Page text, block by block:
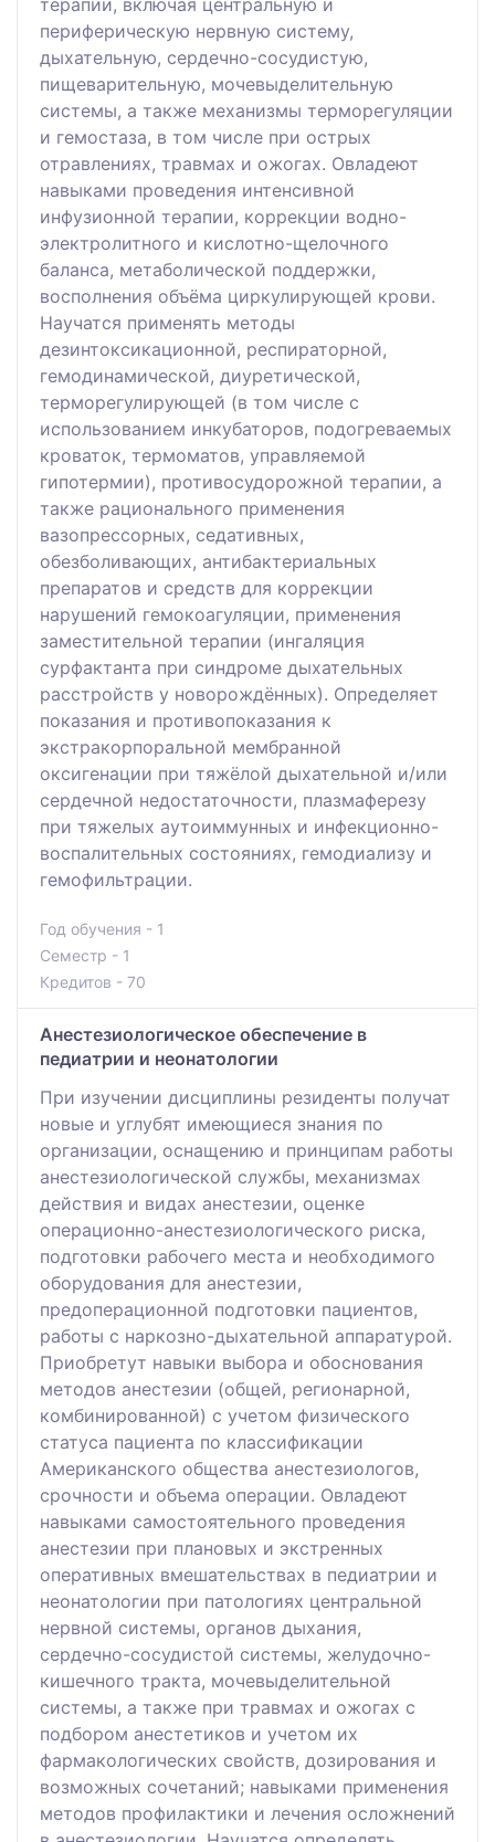
терапии, включая центральную и
периферическую нервную систему,
дыхательную, сердечно-сосудистую,
пищеварительную, мочевыделительную
системы, а также механизмы терморегуляции
и гемостаза, в том числе при острых
отравлениях, травмах и ожогах. Овладеют
навыками проведения интенсивной
инфузионной терапии, коррекции водно-
электролитного и кислотно-щелочного
баланса, метаболической поддержки,
восполнения объёма циркулирующей крови.
Научатся применять методы
дезинтоксикационной, респираторной,
гемодинамической, диуретической,
терморегулирующей (в том числе с
использованием инкубаторов, подогреваемых
кроваток, термоматов, управляемой
гипотермии), противосудорожной терапии, а
также рационального применения
вазопрессорных, седативных,
обезболивающих, антибактериальных
препаратов и средств для коррекции
нарушений гемокоагуляции, применения
заместительной терапии (ингаляция
сурфактанта при синдроме дыхательных
расстройств у новорождённых). Определяет
показания и противопоказания к
экстракорпоральной мембранной
оксигенации при тяжёлой дыхательной и/или
сердечной недостаточности, плазмаферезу
при тяжелых аутоиммунных и инфекционно-
воспалительных состояниях, гемодиализу и
гемофильтрации.
Год обучения - 1
Семестр - 1
Кредитов - 70
Анестезиологическое обеспечение в
педиатрии и неонатологии
При изучении дисциплины резиденты получат
новые и углубят имеющиеся знания по
организации, оснащению и принципам работы
анестезиологической службы, механизмах
действия и видах анестезии, оценке
операционно-анестезиологического риска,
подготовки рабочего места и необходимого
оборудования для анестезии,
предоперационной подготовки пациентов,
работы с наркозно-дыхательной аппаратурой.
Приобретут навыки выбора и обоснования
методов анестезии (общей, регионарной,
комбинированной) с учетом физического
статуса пациента по классификации
Aмериканского общества анестезиологов,
срочности и объема операции. Овладеют
навыками самостоятельного проведения
анестезии при плановых и экстренных
оперативных вмешательствах в педиатрии и
неонатологии при патологиях центральной
нервной системы, органов дыхания,
сердечно-сосудистой системы, желудочно-
кишечного тракта, мочевыделительной
системы, а также при травмах и ожогах с
подбором анестетиков и учетом их
фармакологических свойств, дозирования и
возможных сочетаний; навыками применения
методов профилактики и лечения осложнений